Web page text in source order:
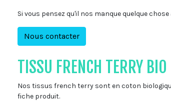
Si vous pensez qu'il nos manque quelque
Nous contacter
TISSU FRENCH TERRY BIO
Nos tissus french terry sont en coton
fiche produit.